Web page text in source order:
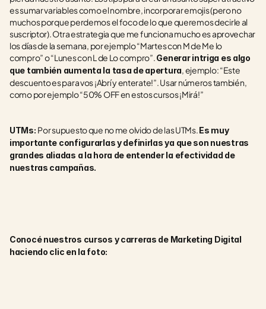
es sumar variables como el nombre, incorporar emojis (pero no
muchos porque perdemos el foco de lo que queremos decirle al
suscriptor). Otra estrategia que me funciona mucho es aprovechar
los días de la semana, por ejemplo “Martes con M de Me lo
compro” o “Lunes con L de Lo compro”. Generar intriga es algo
que también aumenta la tasa de apertura, ejemplo: “Este
descuento es para vos ¡Abrí y enterate!”. Usar números también,
como por ejemplo “50% OFF en estos cursos ¡Mirá!”
UTMs: Por supuesto que no me olvido de las UTMs. Es muy
importante configurarlas y definirlas ya que son nuestras
grandes aliadas a la hora de entender la efectividad de
nuestras campañas.
Conocé nuestros cursos y carreras de Marketing Digital
haciendo clic en la foto: